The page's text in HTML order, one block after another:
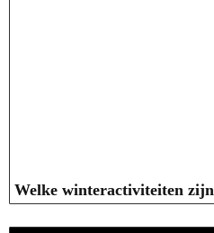
Welke winteractiviteiten